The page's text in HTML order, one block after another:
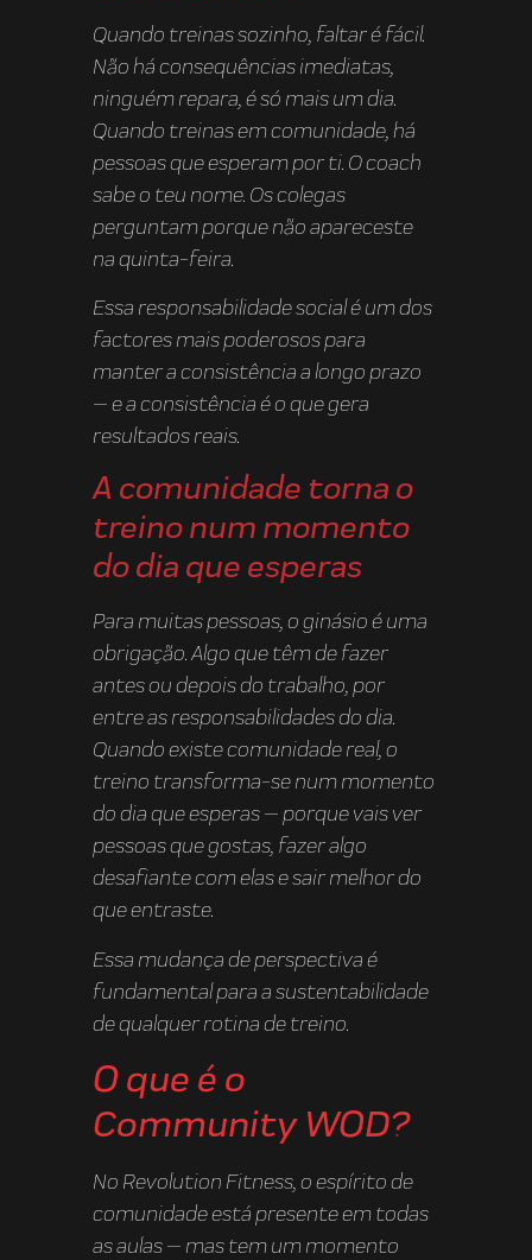
Quando treinas sozinho, faltar é fácil.
Não há consequências imediatas,
ninguém repara, é só mais um dia.
Quando treinas em comunidade, há
pessoas que esperam por ti. O coach
sabe o teu nome. Os colegas
perguntam porque não apareceste
na quinta-feira.
Essa responsabilidade social é um dos
factores mais poderosos para
manter a consistência a longo prazo
— e a consistência é o que gera
resultados reais.
A comunidade torna o
treino num momento
do dia que esperas
Para muitas pessoas, o ginásio é uma
obrigação. Algo que têm de fazer
antes ou depois do trabalho, por
entre as responsabilidades do dia.
Quando existe comunidade real, o
treino transforma-se num momento
do dia que esperas — porque vais ver
pessoas que gostas, fazer algo
desafiante com elas e sair melhor do
que entraste.
Essa mudança de perspectiva é
fundamental para a sustentabilidade
de qualquer rotina de treino.
O que é o
Community WOD?
No Revolution Fitness, o espírito de
comunidade está presente em todas
as aulas — mas tem um momento